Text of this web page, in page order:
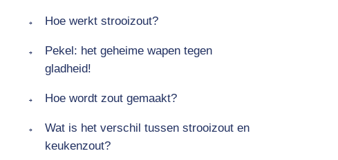
Hoe werkt strooizout?
Pekel: het geheime wapen tegen
gladheid!
Hoe wordt zout gemaakt?
Wat is het verschil tussen strooizout en
keukenzout?